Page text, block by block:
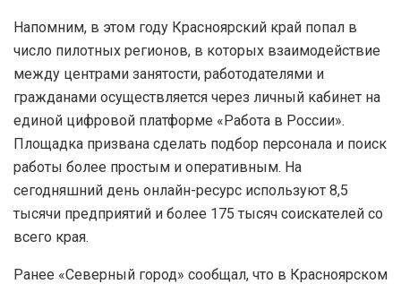
Напомним, в этом году Красноярский край попал в
число пилотных регионов, в которых взаимодействие
между центрами занятости, работодателями и
гражданами осуществляется через личный кабинет на
единой цифровой платформе «Работа в России».
Площадка призвана сделать подбор персонала и поиск
работы более простым и оперативным. На
сегодняшний день онлайн-ресурс используют 8,5
тысячи предприятий и более 175 тысяч соискателей со
всего края.
Ранее «Северный город» сообщал, что в Красноярском